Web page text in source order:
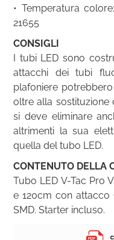
• Temperatura
21655
CONSIGLI
I tubi LED sono
attacchi dei tubi
plafoniere
oltre alla sostituzione
si deve eliminare
altrimenti la sua
quella del tubo LED.
CONTENUTO DELLA
Tubo LED V-Tac Pro
e 120cm con attacco
SMD. Starter incluso.